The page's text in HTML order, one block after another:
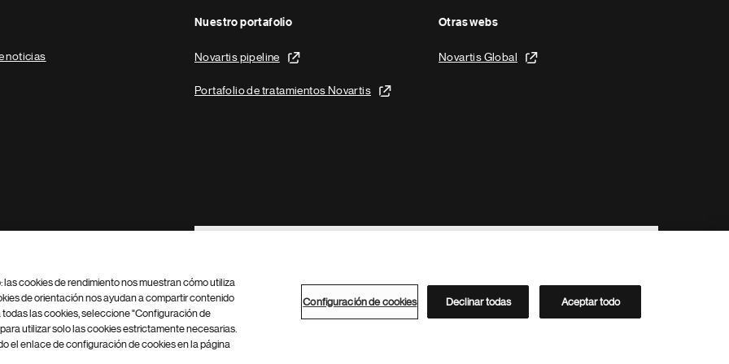
noticias
Nuestro portafolio
Novartis pipeline
Portafolio de tratamientos Novartis
Otras webs
Novartis Global
Footer Site Search
Configuración de cookies Mapa del sitio
Directorio de Novartis
cookies de rendimiento nos muestran cómo utiliza
de orientación nos ayudan a compartir contenido
las cookies, seleccione "Configuración de
utilizar solo las cookies estrictamente necesarias.
el enlace de configuración de cookies en la página
Configuración de cookies Declinar todas Aceptar todo